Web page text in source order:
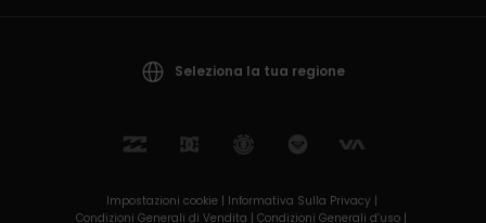
Seleziona la tua regione
Impostazioni cookie | Informativa Sulla Privacy |
Condizioni Generali di Vendita | Condizioni Generali d’uso |